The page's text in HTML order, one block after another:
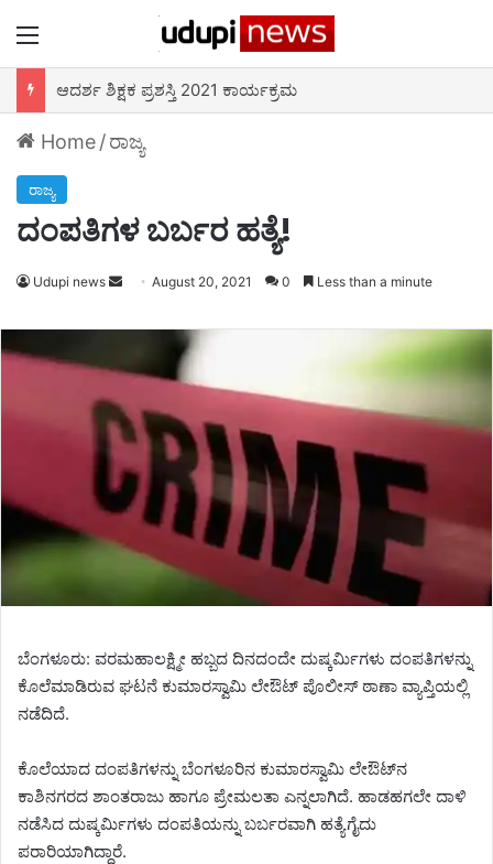
ಆದರ್ಶ ಶಿಕ್ಷಕ ಪ್ರಶಸ್ತಿ 2021 ಕಾರ್ಯಕ್ರಮ
Home/ರಾಜ್ಯ
ರಾಜ್ಯ
ದಂಪತಿಗಳ ಬರ್ಬರ ಹತ್ಯೆ!
Udupi news
Send
email
August 20, 2021 0 Less than a minute
ಬೆಂಗಳೂರು: ವರಮಹಾಲಕ್ಷ್ಮೀ ಹಬ್ಬದ ದಿನದಂದೇ ದುಷ್ಕರ್ಮಿಗಳು ದಂಪತಿಗಳನ್ನು
ಕೊಲೆಮಾಡಿರುವ ಘಟನೆ ಕುಮಾರಸ್ವಾಮಿ ಲೇಔಟ್ ಪೊಲೀಸ್ ಠಾಣಾ ವ್ಯಾಪ್ತಿಯಲ್ಲಿ
ನಡೆದಿದೆ.
ಕೊಲೆಯಾದ ದಂಪತಿಗಳನ್ನು ಬೆಂಗಳೂರಿನ ಕುಮಾರಸ್ವಾಮಿ ಲೇಔಟ್​ನ
ಕಾಶಿನಗರದ ಶಾಂತರಾಜು ಹಾಗೂ ಪ್ರೇಮಲತಾ ಎನ್ನಲಾಗಿದೆ. ಹಾಡಹಗಲೇ ದಾಳಿ
ನಡೆಸಿದ ದುಷ್ಕರ್ಮಿಗಳು ದಂಪತಿಯನ್ನು ಬರ್ಬರವಾಗಿ ಹತ್ಯೆಗೈದು
ಪರಾರಿಯಾಗಿದ್ದಾರೆ.